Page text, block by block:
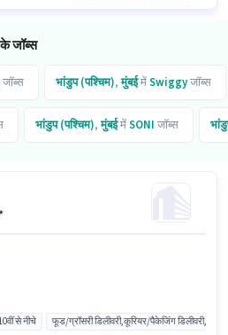
जॉब्स
जॉब्स भांडुप (पश्चिम),मुंबईमेंSwiggyजॉब्स
भांडुप (पश्चिम),मुंबईमेंSONI जॉब्स
से नीचे फूड/ग्रॉसरी डिलीवरी,कूरियर/पैकेजिंग डिलीवरी,ई-